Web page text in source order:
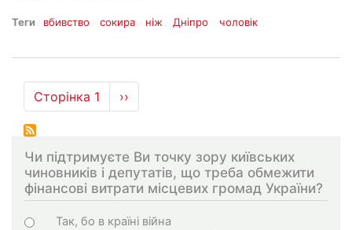
Теги вбивство сокира ніж Дніпро чоловік
Розбивка
на
сторінки
Сторінка 1
Наступна
сторінка
››
Чи підтримуєте Ви точку зору київських
чиновників і депутатів, що треба обмежити
фінансові витрати місцевих громад України?
Варіанти
Так, бо в країні війна